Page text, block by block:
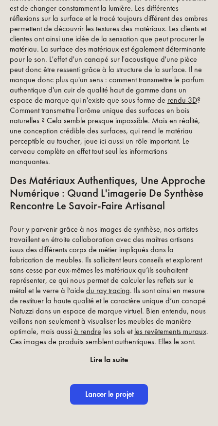
est de changer constamment la lumière. Les différentes
réflexions sur la surface et le tracé toujours différent des ombres
permettent de découvrir les textures des matériaux. Les clients et
clientes ont ainsi une idée de la sensation que peut procurer le
matériau. La surface des matériaux est également déterminante
pour le son. L'effet d'un canapé sur l'acoustique d'une pièce
peut donc être ressenti grâce à la structure de la surface. Il ne
manque donc plus qu'un sens : comment transmettre le parfum
authentique d'un cuir de qualité haut de gamme dans un
espace de marque qui n'existe que sous forme de rendu 3D?
Comment transmettre l'arôme unique des surfaces en bois
naturelles ? Cela semble presque impossible. Mais en réalité,
une conception crédible des surfaces, qui rend le matériau
perceptible au toucher, joue ici aussi un rôle important. Le
cerveau complète en effet tout seul les informations
manquantes.
Des Matériaux Authentiques, Une Approche
Numérique : Quand L'imagerie De Synthèse
Rencontre Le Savoir-Faire Artisanal
Pour y parvenir grâce à nos images de synthèse, nos artistes
travaillent en étroite collaboration avec des maîtres artisans
issus des différents corps de métier impliqués dans la
fabrication de meubles. Ils sollicitent leurs conseils et explorent
sans cesse par eux-mêmes les matériaux qu’ils souhaitent
représenter, ce qui nous permet de calculer les reflets sur le
métal et le verre à l’aide du ray tracing. Ils sont ainsi en mesure
de restituer la haute qualité et le caractère unique d’un canapé
Natuzzi dans un espace de marque virtuel. Bien entendu, nous
veillons non seulement à visualiser les meubles de manière
optimale, mais aussià rendre les sols etles revêtements muraux.
Ces images de produits semblent authentiques. Elles le sont.
Lire la suite
Lancer le projet